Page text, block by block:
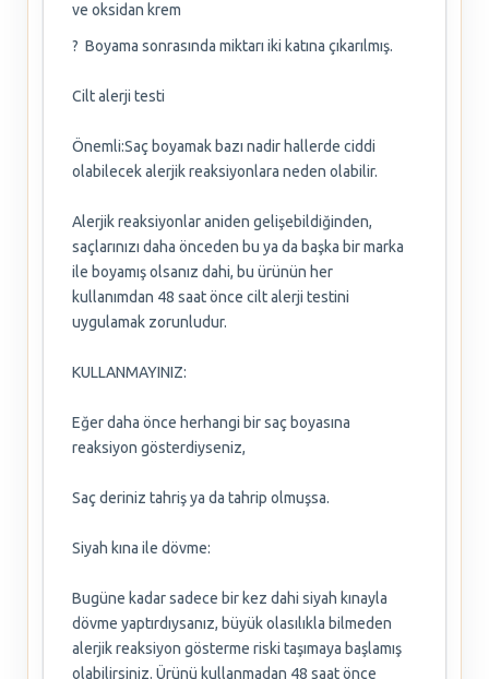
ve oksidan krem
? Boyama sonrasında miktarı iki katına çıkarılmış.
Cilt alerji testi
Önemli:Saç boyamak bazı nadir hallerde ciddi
olabilecek alerjik reaksiyonlara neden olabilir.
Alerjik reaksiyonlar aniden gelişebildiğinden,
saçlarınızı daha önceden bu ya da başka bir marka
ile boyamış olsanız dahi, bu ürünün her
kullanımdan 48 saat önce cilt alerji testini
uygulamak zorunludur.
KULLANMAYINIZ:
Eğer daha önce herhangi bir saç boyasına
reaksiyon gösterdiyseniz,
Saç deriniz tahriş ya da tahrip olmuşsa.
Siyah kına ile dövme:
Bugüne kadar sadece bir kez dahi siyah kınayla
dövme yaptırdıysanız, büyük olasılıkla bilmeden
alerjik reaksiyon gösterme riski taşımaya başlamış
olabilirsiniz. Ürünü kullanmadan 48 saat önce